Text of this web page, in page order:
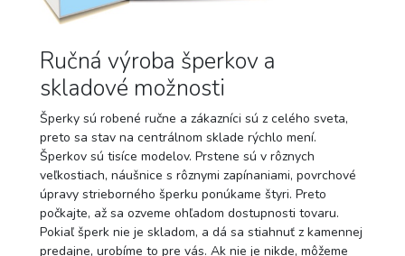
Ručná výroba šperkov a
skladové možnosti
Šperky sú robené ručne a zákazníci sú z celého sveta,
preto sa stav na centrálnom sklade rýchlo mení.
Šperkov sú tisíce modelov. Prstene sú v rôznych
veľkostiach, náušnice s rôznymi zapínaniami, povrchové
úpravy strieborného šperku ponúkame štyri. Preto
počkajte, až sa ozveme ohľadom dostupnosti tovaru.
Pokiaľ šperk nie je skladom, a dá sa stiahnuť z kamennej
predajne, urobíme to pre vás. Ak nie je nikde, môžeme